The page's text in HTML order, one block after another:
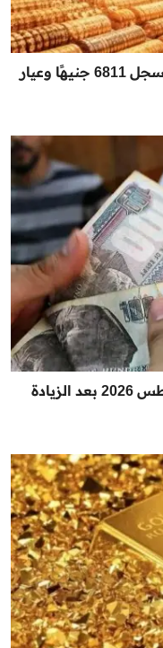
سعر الذهب اليوم الخميس: عيار 24 يسجل 6811 جنيهًا وعيار
الموعد المنتظر لصرف مرتبات أغسطس 2026 بعد الزيادة